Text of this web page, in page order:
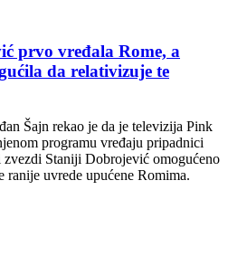
prvo vređala Rome, a
da relativizuje te
Šajn rekao je da je televizija Pink
programu vređaju pripadnici
Staniji Dobrojević omogućeno
ranije uvrede upućene Romima.